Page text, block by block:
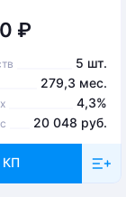
₽
5 шт.
279,3 мес.
4,3%
20 048 руб.
КП